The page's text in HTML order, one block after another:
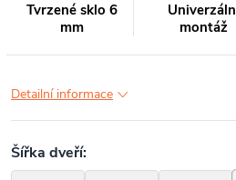
Tvrzené sklo 6
mm
montáž
Detailní informace